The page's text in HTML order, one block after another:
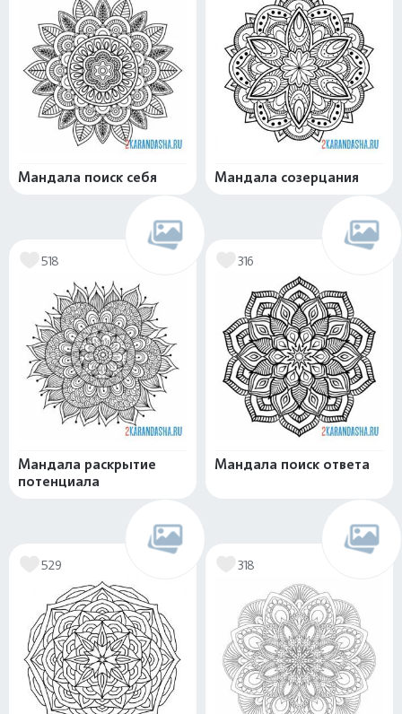
Мандала поиск себя Мандала созерцания
518
Мандала раскрытие
потенциала
316
Мандала поиск ответа
529 318